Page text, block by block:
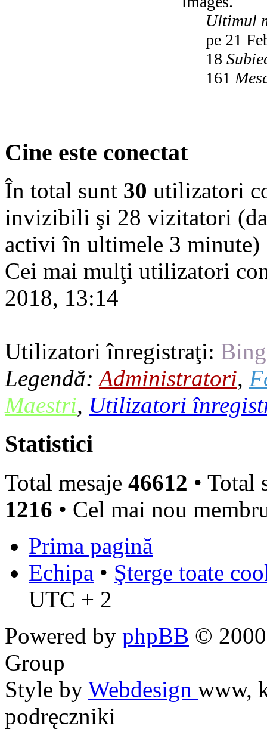
Ultimul
pe 21
18
161
Cine este conectat
În total sunt 30 utilizatori
invizibili şi 28 vizitatori
activi în ultimele 3 minute)
Cei mai mulţi utilizatori
2018, 13:14
Utilizatori înregistraţi:
Legendă:Administratori,
Maestri, Utilizatori
Statistici
Total mesaje 46612 • Total
1216 • Cel mai nou
Prima pagină
Echipa • Şterge toate
UTC + 2
Powered by phpBB ©
Group
Style by Webdesign www,
podręczniki